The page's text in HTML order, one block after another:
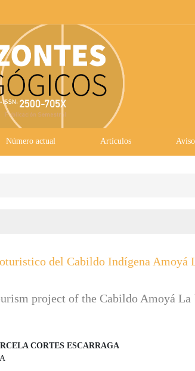
Número actual Artículos
del Cabildo Indígena Amoyá
project of the Cabildo Amoyá
CORTES ESCARRAGA